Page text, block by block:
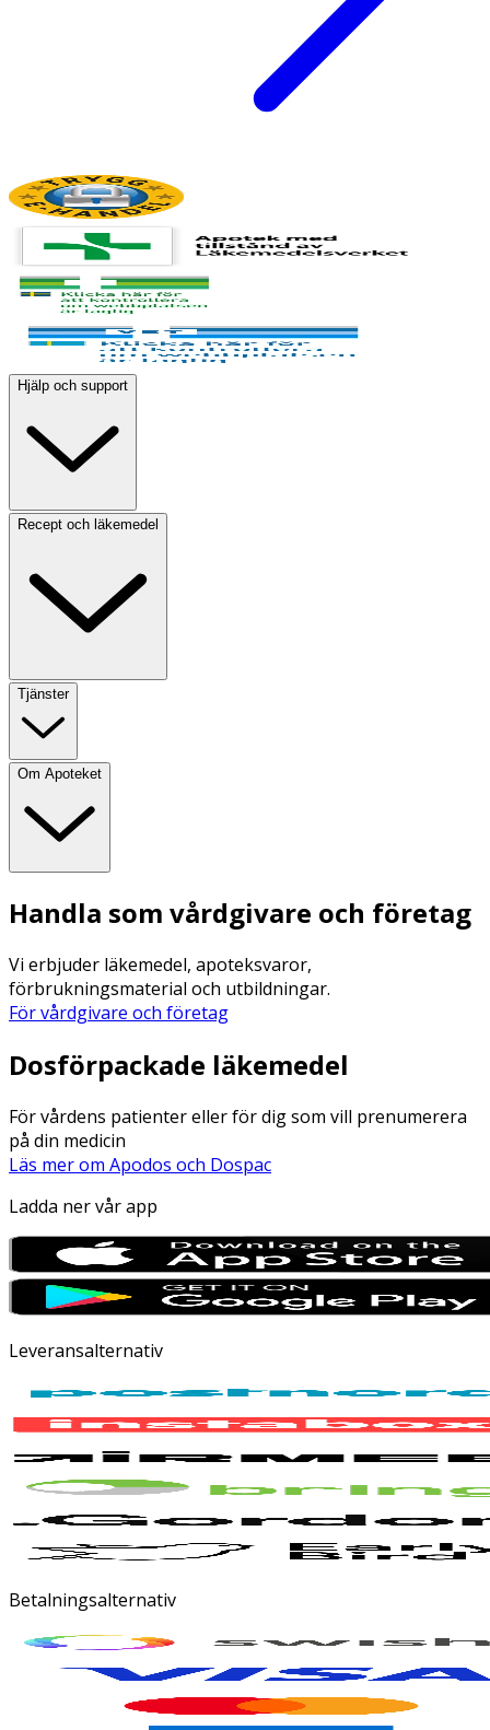
Hjälp och support
Recept och läkemedel
Tjänster
Om Apoteket
Handla som vårdgivare och företag
Vi erbjuder läkemedel, apoteksvaror,
förbrukningsmaterial och utbildningar.
För vårdgivare och företag
Dosförpackade läkemedel
För vårdens patienter eller för dig som vill prenumerera
på din medicin
Läs mer om Apodos och Dospac
Ladda ner vår app
Leveransalternativ
Betalningsalternativ